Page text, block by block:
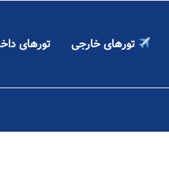
تورهای خارجی تورهای